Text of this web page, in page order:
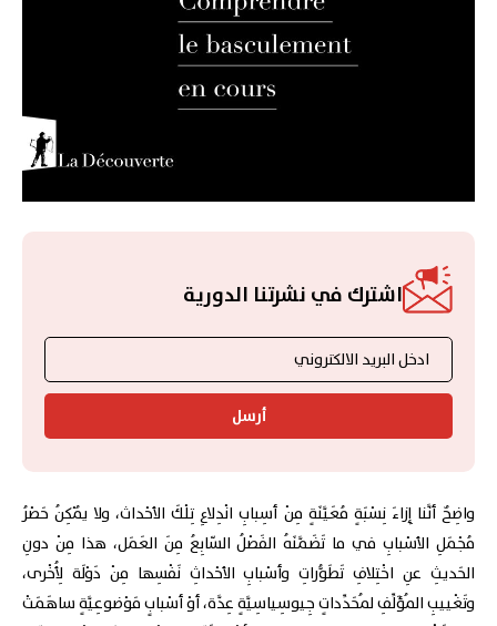
اشترك في نشرتنا الدورية
أرسل
واضِحٌ أنَّنا إِزاءَ نِسْبَةٍ مُعَيَّنَةٍ مِنْ أسِبابِ انْدِلاعِ تِلْكَ الأحْداث، ولا يُمْكِنُ حَصْرُ
مُجْمَلِ الأسْبابِ في ما تَضَمَّنَهُ الفَصْلُ السّابِعُ مِنَ العَمَل، هذا مِنْ دونِ
الحَديثِ عنِ اخْتِلافِ تَطَوُّراتِ وأسْبابِ الأحْداثِ نَفْسِها مِنْ دَوْلَة لِأُخْرى،
وتَغْييبِ المُؤَلِّفِ لمُحَدِّداتٍ جِيوسِياسِيَّةٍ عِدَّة، أوْ أسْبابٍ مَوْضوعِيَّةٍ ساهَمَتْ